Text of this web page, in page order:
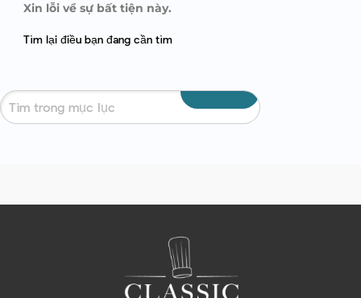
Xin lỗi về sự bất tiện này.
Tìm lại điều bạn đang cần tìm